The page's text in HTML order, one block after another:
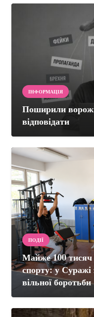
ІНФОРМАЦІЯ
Поширили
відповідати
ПОДІЇ
Майже 100 тисяч
спорту: у Суражі
вільної боротьби